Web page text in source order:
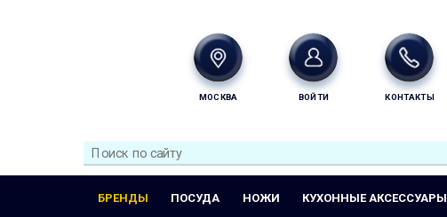
МОСКВА ВОЙТИ КОНТАКТЫ
БРЕНДЫ ПОСУДА НОЖИ КУХОННЫЕ АКСЕССУАРЫ